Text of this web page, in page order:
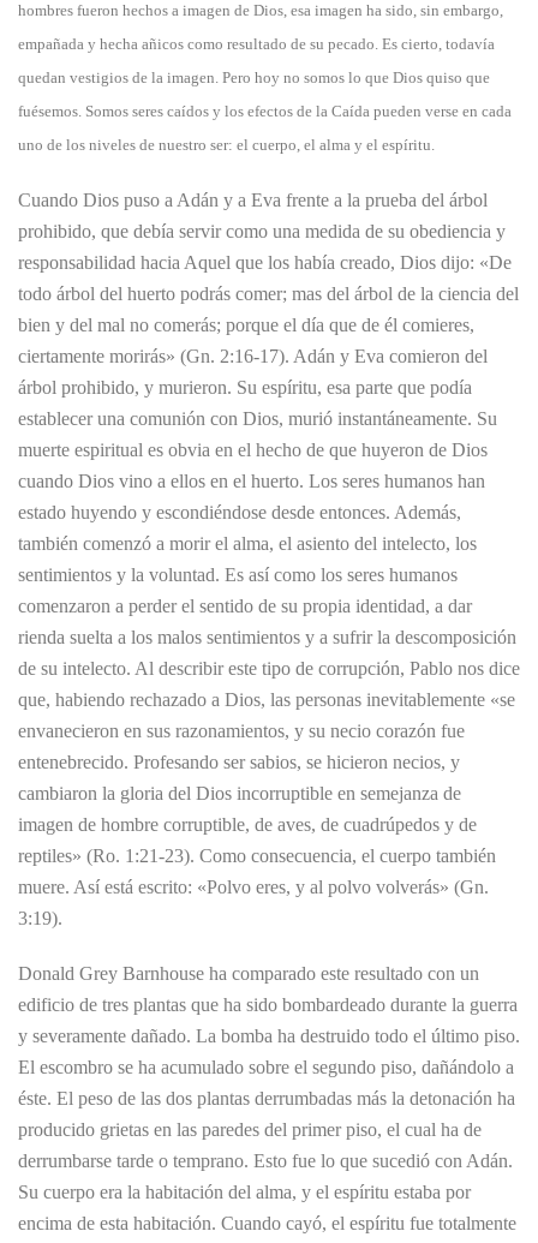
hombres fueron hechos a imagen de Dios, esa imagen ha sido, sin embargo,
empañada y hecha añicos como resultado de su pecado. Es cierto, todavía
quedan vestigios de la imagen. Pero hoy no somos lo que Dios quiso que
fuésemos. Somos seres caídos y los efectos de la Caída pueden verse en cada
uno de los niveles de nuestro ser: el cuerpo, el alma y el espíritu.
Cuando Dios puso a Adán y a Eva frente a la prueba del árbol
prohibido, que debía servir como una medida de su obediencia y
responsabilidad hacia Aquel que los había creado, Dios dijo: «De
todo árbol del huerto podrás comer; mas del árbol de la ciencia del
bien y del mal no comerás; porque el día que de él comieres,
ciertamente morirás» (Gn. 2:16-17). Adán y Eva comieron del
árbol prohibido, y murieron. Su espíritu, esa parte que podía
establecer una comunión con Dios, murió instantáneamente. Su
muerte espiritual es obvia en el hecho de que huyeron de Dios
cuando Dios vino a ellos en el huerto. Los seres humanos han
estado huyendo y escondiéndose desde entonces. Además,
también comenzó a morir el alma, el asiento del intelecto, los
sentimientos y la voluntad. Es así como los seres humanos
comenzaron a perder el sentido de su propia identidad, a dar
rienda suelta a los malos sentimientos y a sufrir la descomposición
de su intelecto. Al describir este tipo de corrupción, Pablo nos dice
que, habiendo rechazado a Dios, las personas inevitablemente «se
envanecieron en sus razonamientos, y su necio corazón fue
entenebrecido. Profesando ser sabios, se hicieron necios, y
cambiaron la gloria del Dios incorruptible en semejanza de
imagen de hombre corruptible, de aves, de cuadrúpedos y de
reptiles» (Ro. 1:21-23). Como consecuencia, el cuerpo también
muere. Así está escrito: «Polvo eres, y al polvo volverás» (Gn.
3:19).
Donald Grey Barnhouse ha comparado este resultado con un
edificio de tres plantas que ha sido bombardeado durante la guerra
y severamente dañado. La bomba ha destruido todo el último piso.
El escombro se ha acumulado sobre el segundo piso, dañándolo a
éste. El peso de las dos plantas derrumbadas más la detonación ha
producido grietas en las paredes del primer piso, el cual ha de
derrumbarse tarde o temprano. Esto fue lo que sucedió con Adán.
Su cuerpo era la habitación del alma, y el espíritu estaba por
encima de esta habitación. Cuando cayó, el espíritu fue totalmente